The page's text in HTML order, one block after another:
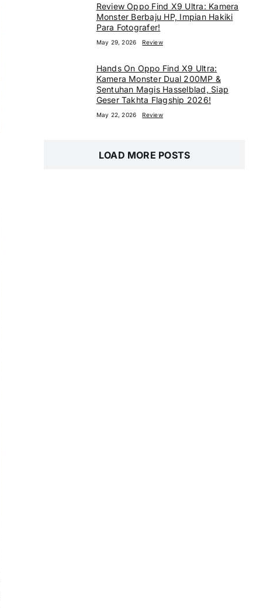
Review Oppo Find X9 Ultra: Kamera
Monster Berbaju HP, Impian Hakiki
Para Fotografer!
May 29, 2026 Review
Hands On Oppo Find X9 Ultra:
Kamera Monster Dual 200MP &
Sentuhan Magis Hasselblad, Siap
Geser Takhta Flagship 2026!
May 22, 2026 Review
LOAD MORE POSTS